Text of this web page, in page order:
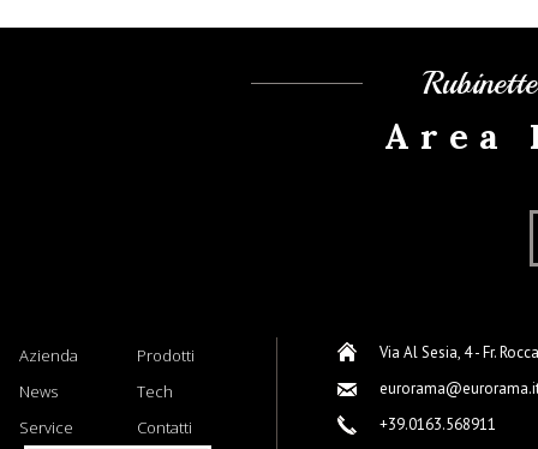
Area
Azienda
Prodotti
News
Tech
Service
Contatti
Via Al Sesia, 4 - Fr.
+39.0163.568911